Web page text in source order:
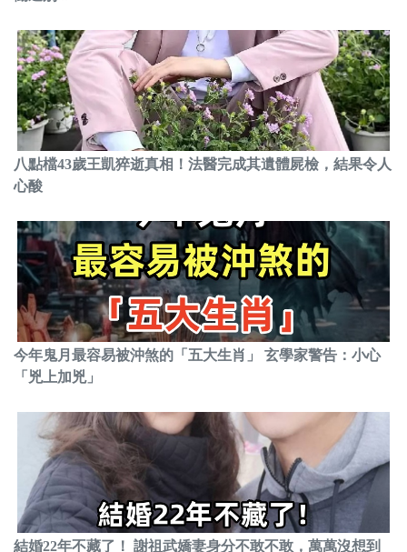
八點檔43歲王凱猝逝真相！法醫完成其遺體屍檢，結果令人
心酸
今年鬼月最容易被沖煞的「五大生肖」 玄學家警告：小心
「兇上加兇」
結婚22年不藏了！ 謝祖武嬌妻身分不敢不敢，萬萬沒想到